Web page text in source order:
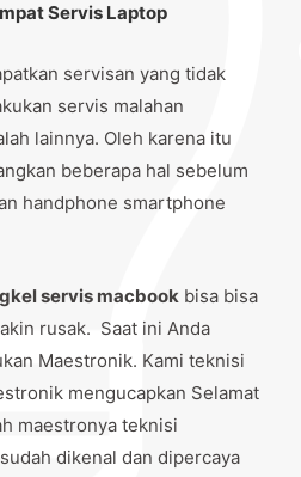
Servis Laptop
servisan yang tidak
servis malahan
lainnya. Oleh karena itu
beberapa hal sebelum
handphone smartphone
servis macbook bisa bisa
rusak. Saat ini Anda
Maestronik. Kami teknisi
mengucapkan Selamat
maestronya teknisi
dikenal dan dipercaya